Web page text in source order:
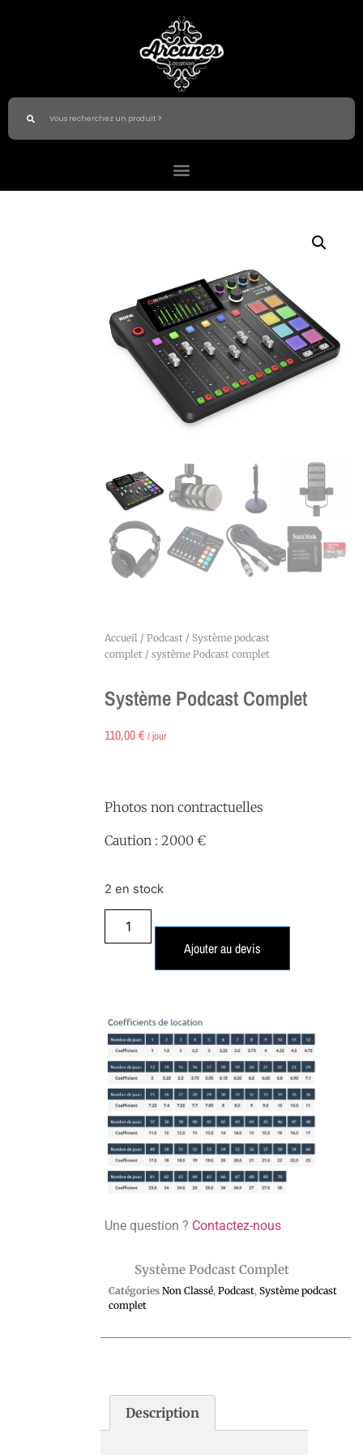
Accueil / Podcast / Système podcast
complet / système Podcast complet
Système Podcast Complet
110,00€ / jour
Photos non contractuelles
Caution : 2000 €
2 en stock
Ajouter au devis
Une question ? Contactez-nous
Système Podcast Complet
Catégories Non Classé, Podcast, Système podcast
complet
Description